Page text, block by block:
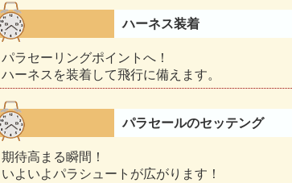
ハーネス装着
パラセーリングポイントへ！
ハーネスを装着して飛行に備えます。
パラセールのセッテング
期待高まる瞬間！
いよいよパラシュートが広がります！